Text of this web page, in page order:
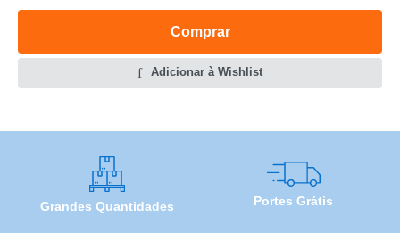
Comprar
Adicionar à Wishlist
Grandes Quantidades Portes Grátis